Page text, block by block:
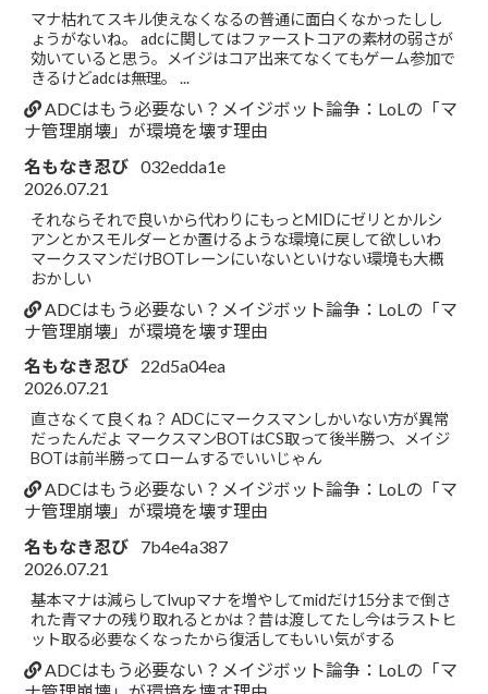
マナ枯れてスキル使えなくなるの普通に面白くなかったしし
ょうがないね。 adcに関してはファーストコアの素材の弱さが
効いていると思う。メイジはコア出来てなくてもゲーム参加で
きるけどadcは無理。 ...
ADCはもう必要ない？メイジボット論争：LoLの「マ
ナ管理崩壊」が環境を壊す理由
名もなき忍び 032edda1e
2026.07.21
それならそれで良いから代わりにもっとMIDにゼリとかルシ
アンとかスモルダーとか置けるような環境に戻して欲しいわ
マークスマンだけBOTレーンにいないといけない環境も大概
おかしい
ADCはもう必要ない？メイジボット論争：LoLの「マ
ナ管理崩壊」が環境を壊す理由
名もなき忍び
22d5a04ea
2026.07.21
直さなくて良くね？ ADCにマークスマンしかいない方が異常
だったんだよ マークスマンBOTはCS取って後半勝つ、メイジ
BOTは前半勝ってロームするでいいじゃん
ADCはもう必要ない？メイジボット論争：LoLの「マ
ナ管理崩壊」が環境を壊す理由
名もなき忍び
7b4e4a387
2026.07.21
基本マナは減らしてlvupマナを増やしてmidだけ15分まで倒さ
れた青マナの残り取れるとかは？昔は渡してたし今はラストヒ
ット取る必要なくなったから復活してもいい気がする
ADCはもう必要ない？メイジボット論争：LoLの「マ